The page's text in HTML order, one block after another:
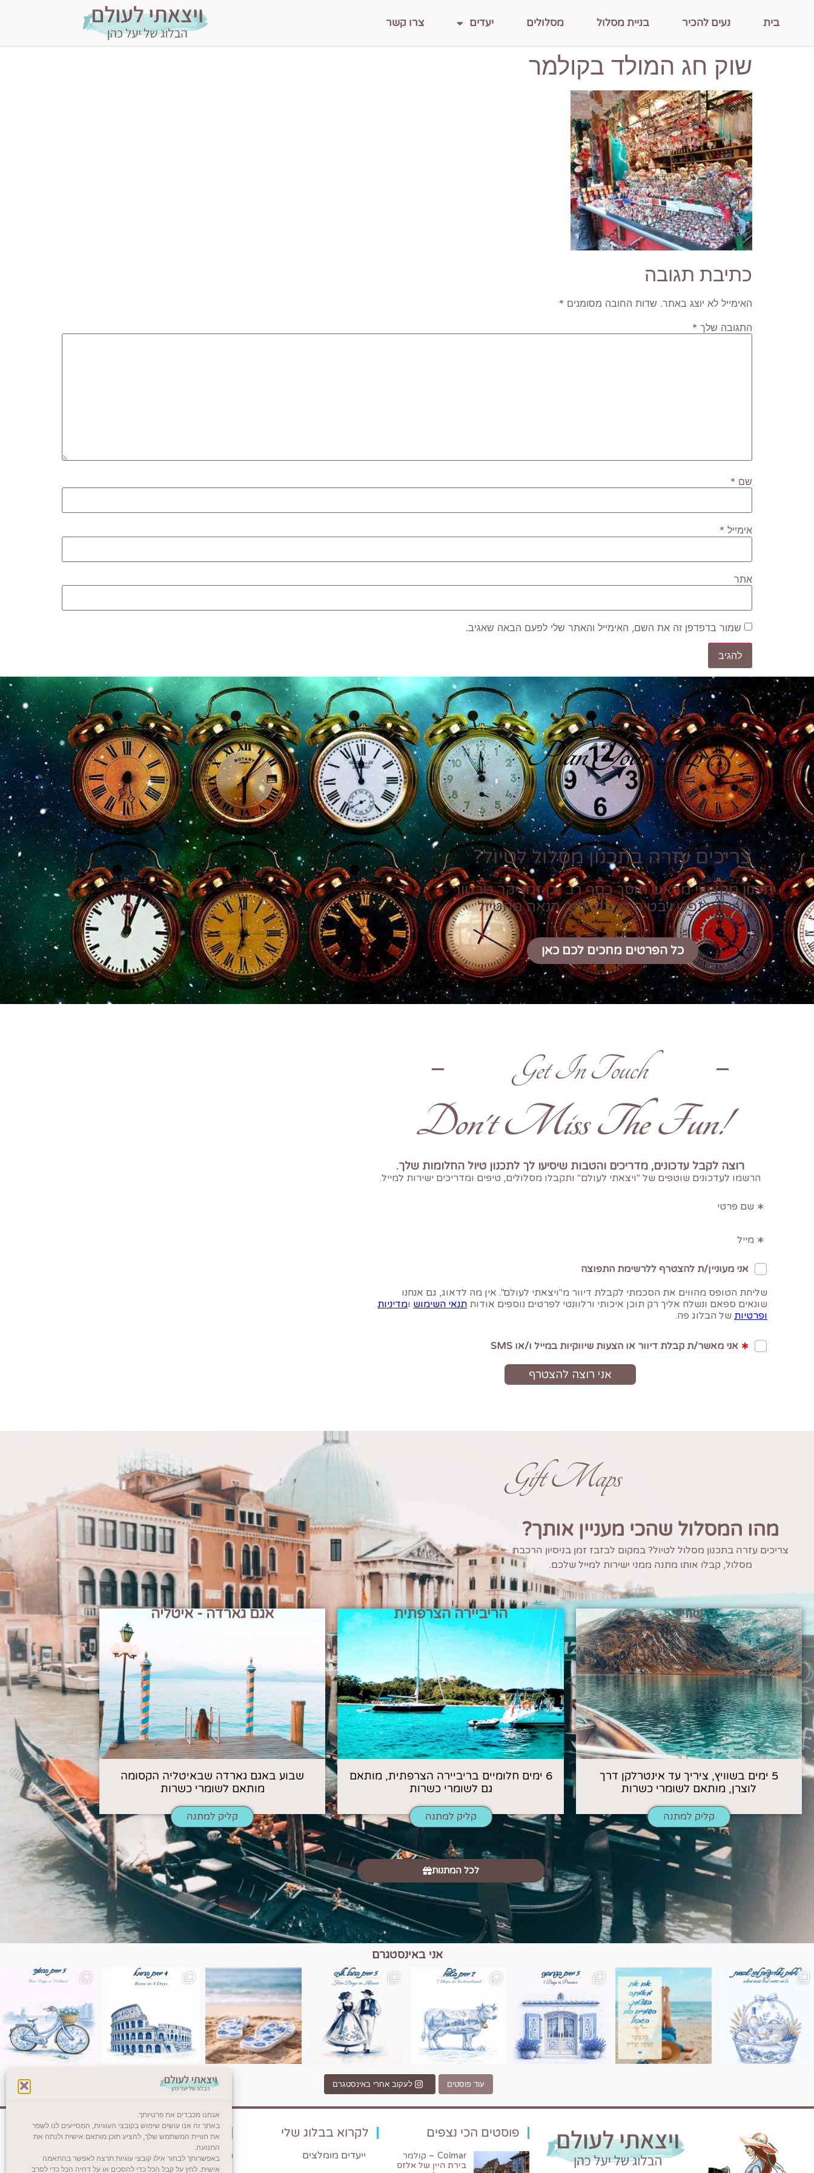
אנחנו מכבדים את פרטיותך.
באתר זה אנו עושים שימוש בקובצי העוגיות, המסייעים לנו לשפר
את חוויית המשתמש שלך, להציע תוכן מותאם אישית ולנתח את
התנועה.
באפשרותך לבחור אילו קובצי עוגיות תרצה לאפשר בהתאמה
אישית. לחץ על קבל הכל כדי להסכים או על דחיה הכל כדי לסרב
בית נעים להכיר בניית מסלול מסלולים יעדים צרו קשר
שוק חג המולד בקולמר
כתיבת תגובה
האימייל לא יוצג באתר. שדות החובה מסומנים *
התגובה שלך *
שם *
אימייל *
אתר
שמור בדפדפן זה את השם, האימייל והאתר שלי לפעם הבאה שאגיב.
Plan Your Trip
צריכים עזרה בתכנון מסלול לטיול?
תכנון מקצועי מראש חוסך כסף רב וכן זמן יקר טרטור
ועוגמת נפש ויבטיח הרבה יותר הנאה מהטיול
כל הפרטים מחכים לכם כאן
Get In Touch
!Don't Miss The Fun
Gift Maps
מהו המסלול שהכי מעניין אותך?
צריכים עזרה בתכנון מסלול לטיול? במקום לבזבז זמן בניסיון הרכבת
מסלול, קבלו אותו מתנה ממני ישירות למייל שלכם.
שוויץ
5 ימים בשוויץ, ציריך עד אינטרלקן דרך
לוצרן, מותאם לשומרי כשרות
קליק למתנה
הריביירה הצרפתית
6 ימים חלומיים בריביירה הצרפתית, מותאם
גם לשומרי כשרות
קליק למתנה
אגם גארדה - איטליה
שבוע באגם גארדה שבאיטליה הקסומה
מותאם לשומרי כשרות
קליק למתנה
לכל המתנות
אני באינסטגרם
השמים הם הגבול 💙🩵 טיול בין כפרים, יין ונופים בחבל אלזס צרפת
יש רגע כזה בחופשה שבו הכל נהיה פשוט יותר. החול, הי
יש ערים בעולם שמרגישות כמו מסע בזמן. רומא היא אחתInstagram post 18087423191462101
עוד פוסטים לעקוב אחרי באינסטגרם
פוסטים הכי נצפים
Colmar – קולמר
בירת היין של אלזס
לקרוא בבלוג שלי
ייעדים מומלצים
צרו קשר (לא בשבת)
לשליחת הודעת וואטסאפ